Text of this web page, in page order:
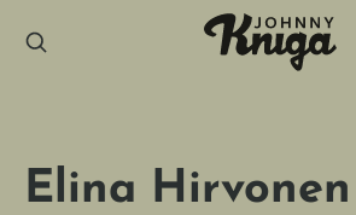
sisältöön
Elina Hirvonen